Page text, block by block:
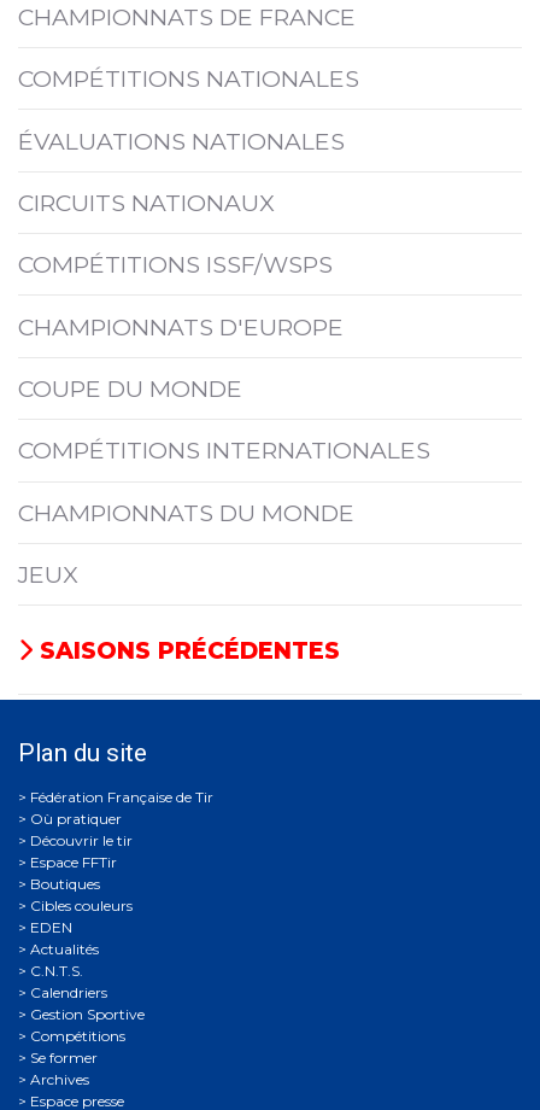
CHAMPIONNATS DE FRANCE
COMPÉTITIONS NATIONALES
ÉVALUATIONS NATIONALES
CIRCUITS NATIONAUX
COMPÉTITIONS ISSF/WSPS
CHAMPIONNATS D'EUROPE
COUPE DU MONDE
COMPÉTITIONS INTERNATIONALES
CHAMPIONNATS DU MONDE
JEUX
SAISONS PRÉCÉDENTES
Plan du site
Où pratiquer
Découvrir le tir
Espace FFTir
Boutiques
Cibles couleurs
EDEN
Actualités
C.N.T.S.
Calendriers
Gestion Sportive
Compétitions
Se former
Archives
Espace presse